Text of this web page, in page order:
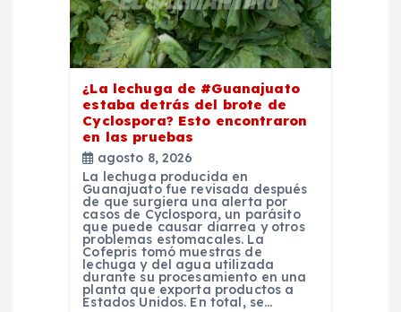
¿La lechuga de #Guanajuato
estaba detrás del brote de
Cyclospora? Esto encontraron
en las pruebas
agosto 8, 2026
La lechuga producida en
Guanajuato fue revisada después
de que surgiera una alerta por
casos de Cyclospora, un parásito
que puede causar diarrea y otros
problemas estomacales. La
Cofepris tomó muestras de
lechuga y del agua utilizada
durante su procesamiento en una
planta que exporta productos a
Estados Unidos. En total, se…